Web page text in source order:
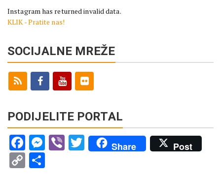
Instagram has returned invalid data.
KLIK - Pratite nas!
SOCIJALNE MREŽE
PODIJELITE PORTAL
Facebook
Messenger
ViberTwitter
Share Post
Copy